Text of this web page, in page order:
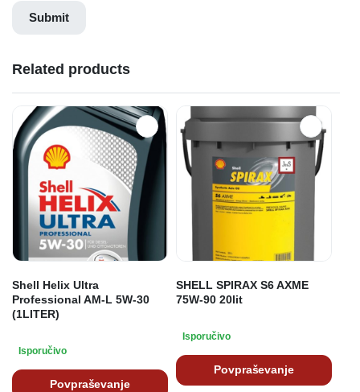
Related products
Shell Helix Ultra
Professional AM-L 5W-30
(1LITER)
Isporučivo
Povpraševanje
SHELL SPIRAX S6 AXME
75W-90 20lit
Isporučivo
Povpraševanje